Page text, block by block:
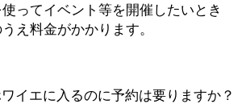
ってイベント等を開催したいとき
え料金がかかります。
イエに入るのに予約は要りますか？